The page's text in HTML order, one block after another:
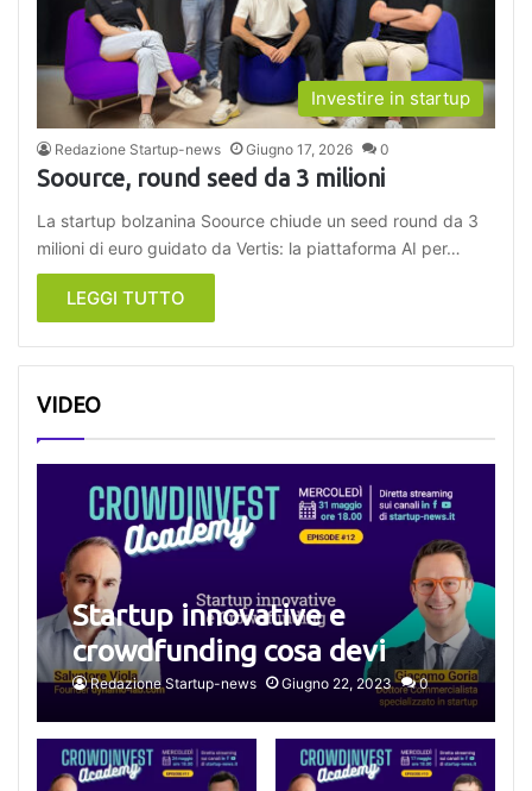
Investire in startup
Redazione Startup-news Giugno 17, 2026 0
Soource, round seed da 3 milioni
La startup bolzanina Soource chiude un seed round da 3
milioni di euro guidato da Vertis: la piattaforma AI per…
LEGGI TUTTO
VIDEO
Startup innovative e
crowdfunding cosa devi
sapere
Redazione Startup-news Giugno 22, 2023 0